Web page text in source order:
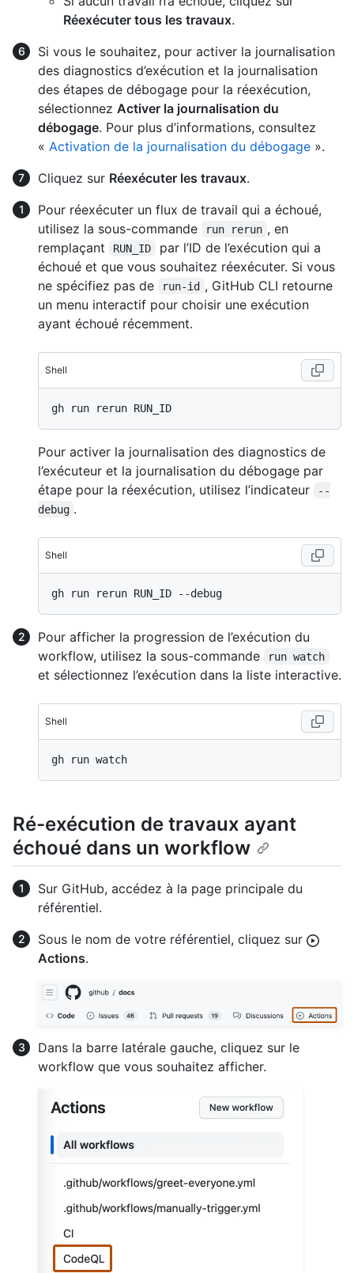
Réexécuter tous les travaux.
Si vous le souhaitez, pour activer la journalisation
des diagnostics d’exécution et la journalisation
des étapes de débogage pour la réexécution,
sélectionnez Activer la journalisation du
débogage. Pour plus d’informations, consultez
« Activation de la journalisation du débogage ».
Cliquez sur Réexécuter les travaux.
Pour réexécuter un flux de travail qui a échoué,
utilisez la sous-commande
run rerun , en
remplaçant
RUN_ID
par l’ID de l’exécution qui a
échoué et que vous souhaitez réexécuter. Si vous
ne spécifiez pas de
run-id , GitHub CLI retourne
un menu interactif pour choisir une exécution
ayant échoué récemment.
Shell
Pour activer la journalisation des diagnostics de
l’exécuteur et la journalisation du débogage par
étape pour la réexécution, utilisez l’indicateur
--
debug .
Shell
Pour afficher la progression de l’exécution du
workflow, utilisez la sous-commande
run watch
et sélectionnez l’exécution dans la liste interactive.
Shell
Ré-exécution de travaux ayant
échoué dans un workflow
Sur GitHub, accédez à la page principale du
référentiel.
Sous le nom de votre référentiel, cliquez sur
Actions.
Dans la barre latérale gauche, cliquez sur le
workflow que vous souhaitez afficher.